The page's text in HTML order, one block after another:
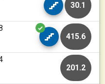
30.1
415.6
201.2